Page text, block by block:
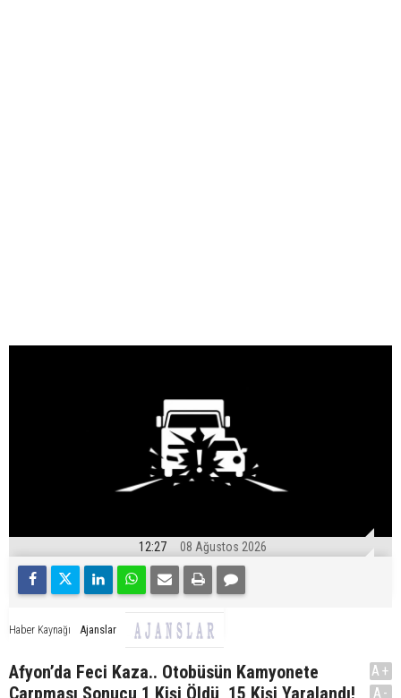
12:27 08 Ağustos 2026
Haber Kaynağı Ajanslar
Afyon’da Feci Kaza.. Otobüsün Kamyonete
A+
A-